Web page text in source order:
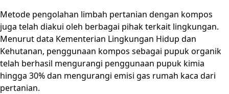
Metode pengolahan limbah pertanian dengan kompos
juga telah diakui oleh berbagai pihak terkait lingkungan.
Menurut data Kementerian Lingkungan Hidup dan
Kehutanan, penggunaan kompos sebagai pupuk organik
telah berhasil mengurangi penggunaan pupuk kimia
hingga 30% dan mengurangi emisi gas rumah kaca dari
pertanian.